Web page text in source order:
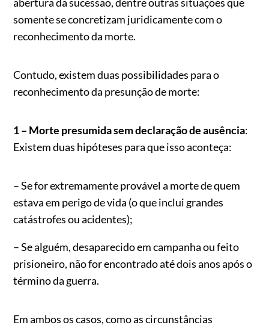
somente se concretizam juridicamente com o
reconhecimento da morte.
Contudo, existem duas possibilidades para o
reconhecimento da presunção de morte:
1 – Morte presumida sem declaração de ausência:
Existem duas hipóteses para que isso aconteça:
– Se for extremamente provável a morte de quem
estava em perigo de vida (o que inclui grandes
catástrofes ou acidentes);
– Se alguém, desaparecido em campanha ou feito
prisioneiro, não for encontrado até dois anos após o
término da guerra.
Em ambos os casos, como as circunstâncias